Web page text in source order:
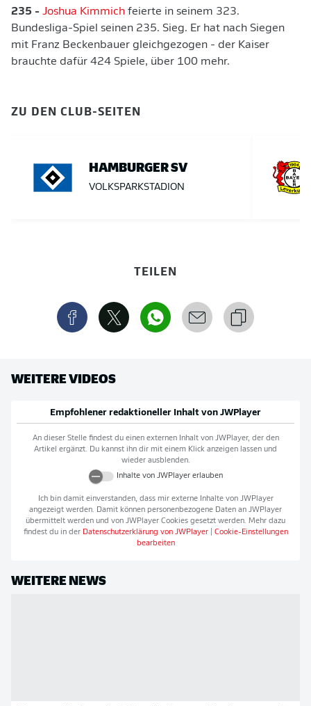
235 - Joshua Kimmich feierte in seinem 323.
Bundesliga-Spiel seinen 235. Sieg. Er hat nach Siegen
mit Franz Beckenbauer gleichgezogen - der Kaiser
brauchte dafür 424 Spiele, über 100 mehr.
ZU DEN CLUB-SEITEN
HAMBURGER SV
VOLKSPARKSTADION
TEILEN
WEITERE VIDEOS
Empfohlener redaktioneller Inhalt von JWPlayer
An dieser Stelle findest du einen externen Inhalt von JWPlayer, der den
Artikel ergänzt. Du kannst ihn dir mit einem Klick anzeigen lassen und
wieder ausblenden.
Inhalte von JWPlayererlauben
Ich bin damit einverstanden, dass mir externe Inhalte von JWPlayer
angezeigt werden. Damit können personenbezogene Daten an JWPlayer
übermittelt werden und von JWPlayer Cookies gesetzt werden. Mehr dazu
findest du in der Datenschutzerklärung von JWPlayer| Cookie-Einstellungen
bearbeiten
WEITERE NEWS